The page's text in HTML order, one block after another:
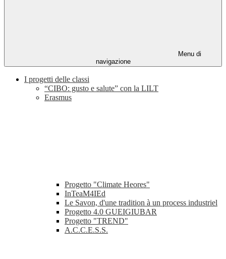
Menu di
navigazione
I progetti delle classi
“CIBO: gusto e salute” con la LILT
Erasmus
Progetto "Climate Heores"
InTeaM4IEd
Le Savon, d'une tradition à un process industriel
Progetto 4.0 GUEIGIUBAR
Progetto "TREND"
A.C.C.E.S.S.